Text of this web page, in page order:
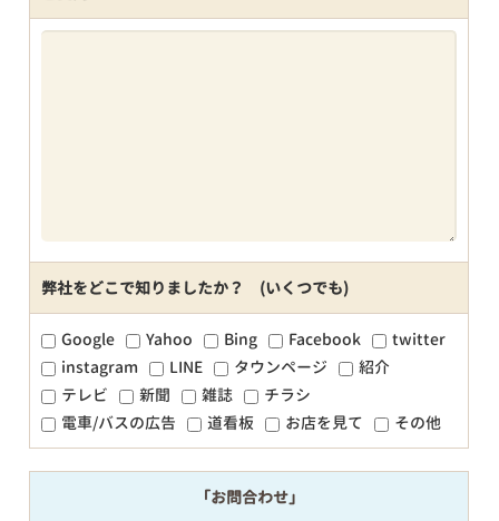
弊社をどこで知りましたか？ (いくつでも)
Google Yahoo Bing Facebook
twitter
instagram
LINE タウンページ
紹介
テレビ
新聞 雑誌
チラシ
電車/バスの広告
道看板 お店を見て その他
「お問合わせ」